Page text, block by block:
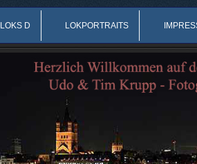
LOKS D LOKPORTRAITS